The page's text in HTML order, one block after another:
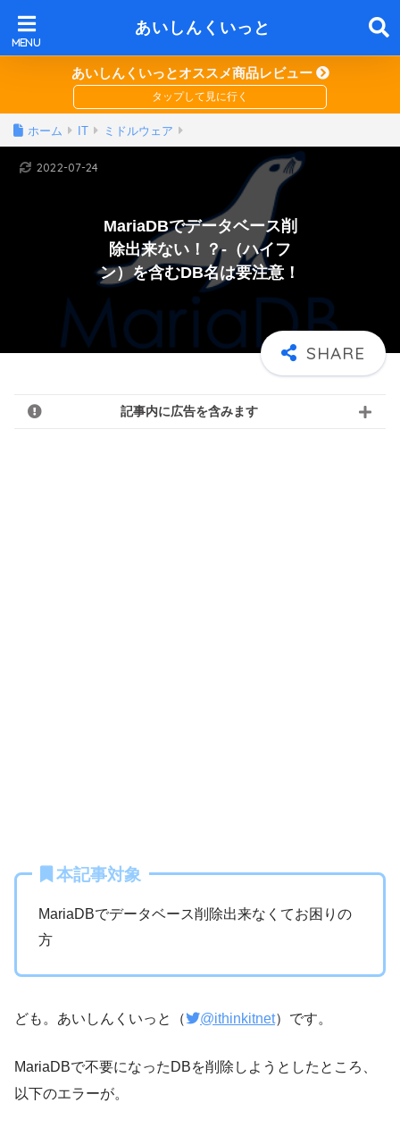
あいしんくいっと
あいしんくいっとオススメ商品レビュー
ホーム IT ミドルウェア
MariaDBでデータベース削
除出来ない！？-（ハイフ
ン）を含むDB名は要注意！
2022-07-24
記事内に広告を含みます
本記事対象
MariaDBでデータベース削除出来なくてお困りの
方
ども。あいしんくいっと（ @ithinkitnet）です。
MariaDBで不要になったDBを削除しようとしたところ、
以下のエラーが。